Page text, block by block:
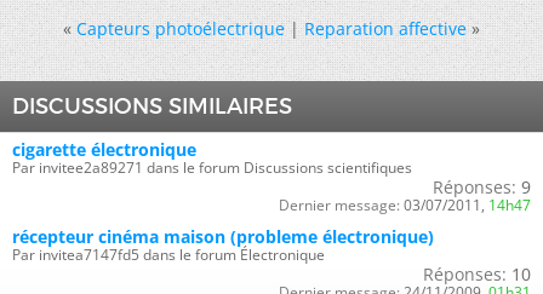
« Capteurs photoélectrique|Reparation affective »
DISCUSSIONS SIMILAIRES
cigarette électronique
Par invitee2a89271 dans le forum Discussions scientifiques
Réponses: 9
Dernier message: 03/07/2011, 14h47
récepteur cinéma maison (probleme électronique)
Par invitea7147fd5 dans le forum Électronique
Réponses: 10